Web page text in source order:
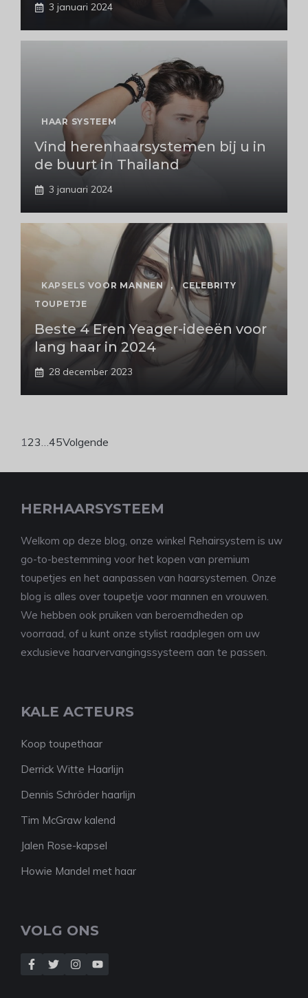
3 januari 2024
HAAR SYSTEEM
Vind herenhaarsystemen bij u in
de buurt in Thailand
3 januari 2024
KAPSELS VOOR MANNEN ,
CELEBRITY
TOUPETJE
Beste 4 Eren Yeager-ideeën voor
lang haar in 2024
28 december 2023
123…45Volgende
HERHAARSYSTEEM
Welkom op deze blog, onze winkel Rehairsystem is uw
go-to-bestemming voor het kopen van premium
toupetjes en het aanpassen van haarsystemen. Onze
blog is alles over toupetje voor mannen en vrouwen.
We hebben ook pruiken van beroemdheden op
voorraad, of u kunt onze stylist raadplegen om uw
exclusieve haarvervangingssysteem aan te passen.
KALE ACTEURS
Koop toupethaar
Derrick Witte Haarlijn
Dennis Schröder haarlijn
Tim McGraw kalend
Jalen Rose-kapsel
Howie Mandel met haar
VOLG ONS